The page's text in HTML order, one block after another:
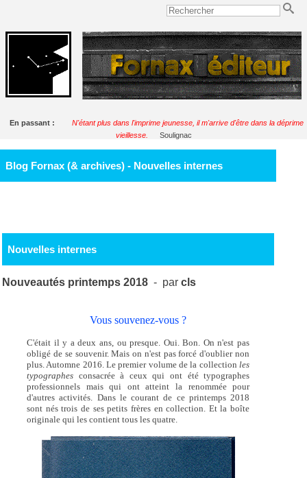
En passant :
N'étant plus dans l'imprime jeunesse, il m'arrive d'être dans la déprime
vieillesse.
Soulignac
Blog Fornax (& archives) - Nouvelles internes
Nouvelles internes
Nouveautés printemps 2018 - parcls
Vous souvenez-vous ?
C'était il y a deux ans, ou presque. Oui. Bon. On n'est pas
obligé de se souvenir. Mais on n'est pas forcé d'oublier non
plus. Automne 2016. Le premier volume de la collection les
typographes consacrée à ceux qui ont été typographes
professionnels mais qui ont atteint la renommée pour
d'autres activités. Dans le courant de ce printemps 2018
sont nés trois de ses petits frères en collection. Et la boîte
originale qui les contient tous les quatre.